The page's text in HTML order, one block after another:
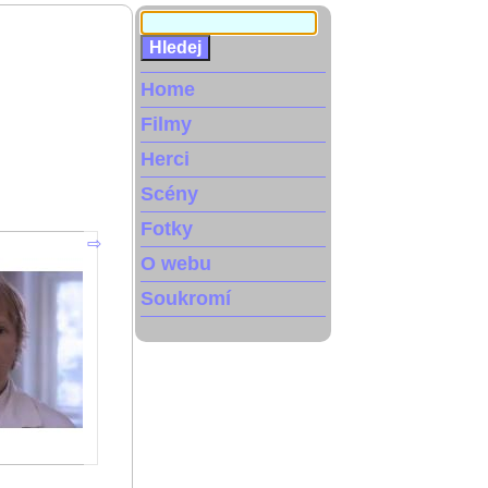
Home
Filmy
Herci
Scény
Fotky
O webu
Soukromí